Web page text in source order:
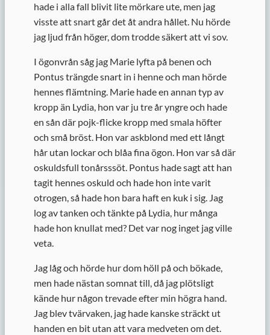
hade i alla fall blivit lite mörkare ute, men jag
visste att snart går det åt andra hållet. Nu hörde
jag ljud från höger, dom trodde säkert att vi sov.
I ögonvrån såg jag Marie lyfta på benen och
Pontus trängde snart in i henne och man hörde
hennes flämtning. Marie hade en annan typ av
kropp än Lydia, hon var ju tre år yngre och hade
en sån där pojk-flicke kropp med smala höfter
och små bröst. Hon var askblond med ett långt
hår utan lockar och blåa fina ögon. Hon var så där
oskuldsfull tonårsssöt. Pontus hade sagt att han
tagit hennes oskuld och hade hon inte varit
otrogen, så hade hon bara haft en kuk i sig. Jag
log av tanken och tänkte på Lydia, hur många
hade hon knullat med? Det var nog inget jag ville
veta.
Jag låg och hörde hur dom höll på och bökade,
men hade nästan somnat till, då jag plötsligt
kände hur någon trevade efter min högra hand.
Jag blev tvärvaken, jag hade kanske sträckt ut
handen en bit utan att vara medveten om det.